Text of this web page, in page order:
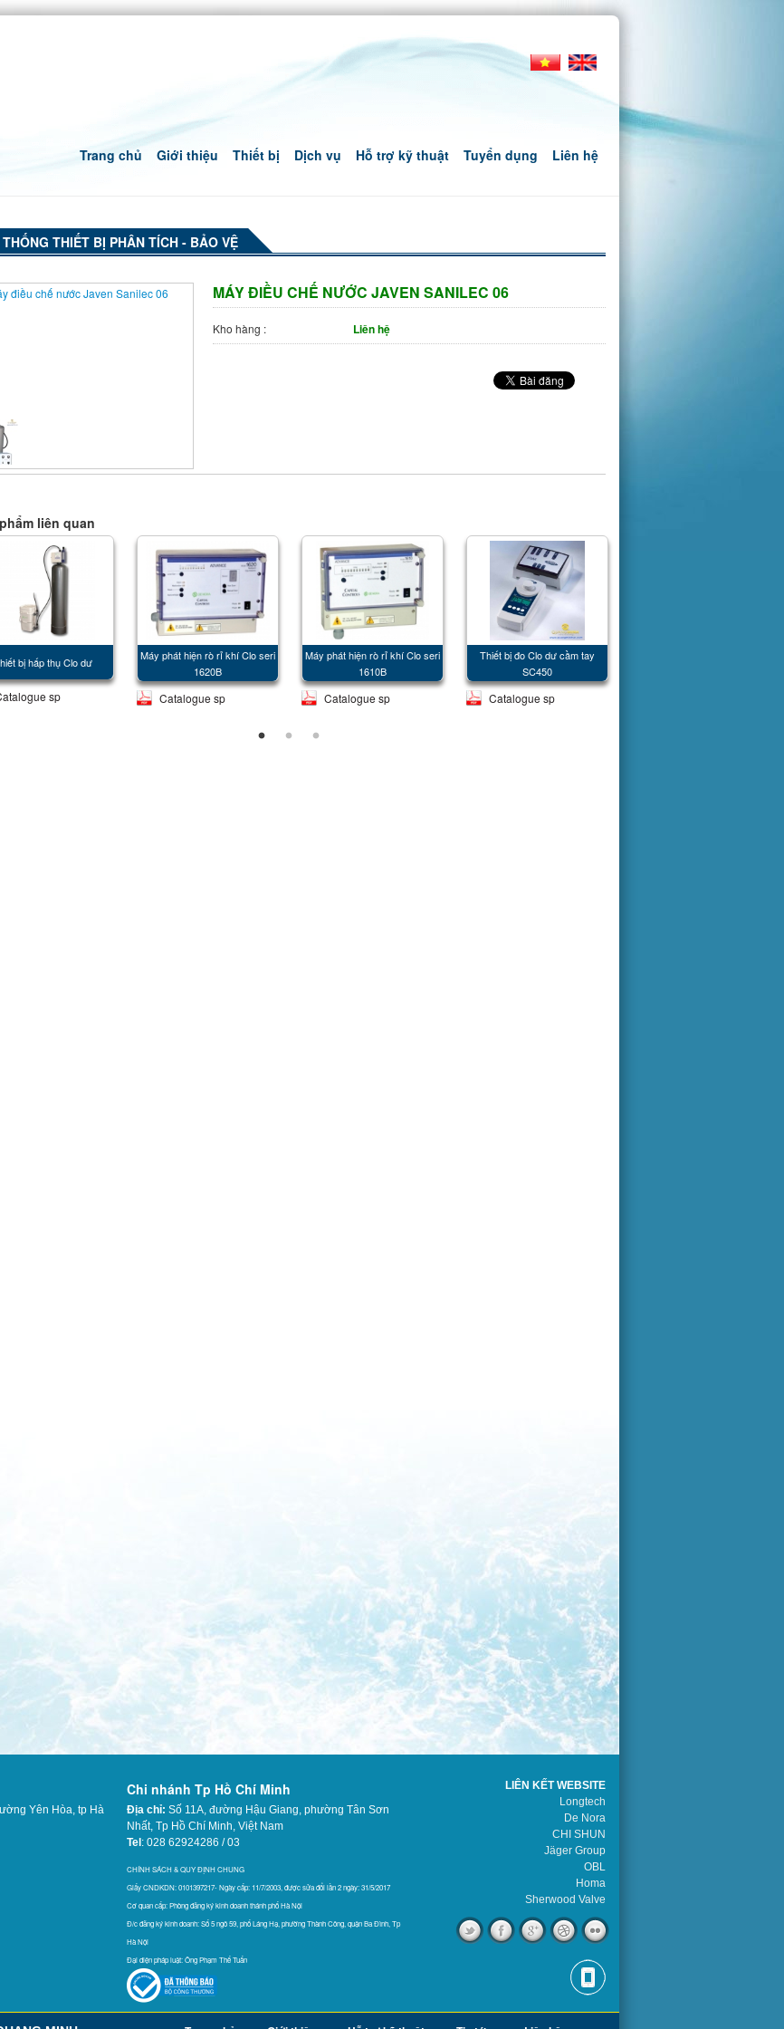
Trang chủ Giới thiệu Thiết bị Dịch vụ Hỗ trợ kỹ thuật Tuyển dụng Liên hệ
THỐNG THIẾT BỊ PHÂN TÍCH - BẢO VỆ
MÁY ĐIỀU CHẾ NƯỚC JAVEN SANILEC 06
Kho hàng : Liên hệ
liên quan
bị hấp thụ Clo dư
sp
Máy phát hiện rò rỉ khí Clo seri
1620B
Catalogue sp
Máy phát hiện rò rỉ khí Clo seri
1610B
Catalogue sp
Thiết bị đo Clo dư cầm tay
SC450
Catalogue sp
Yên Hòa, tp Hà
Chi nhánh Tp Hồ Chí Minh
Địa chỉ: Số 11A, đường Hậu Giang, phường Tân Sơn
Nhất, Tp Hồ Chí Minh, Việt Nam
Tel : 028 62924286 / 03
CHÍNH SÁCH & QUY ĐỊNH CHUNG
Giấy CNDKDN: 0101397217- Ngày cấp: 11/7/2003, được sửa đổi lần 2 ngày: 31/5/2017
Cơ quan cấp: Phòng đăng ký kinh doanh thánh phố Hà Nội
Đ/c đăng ký kinh doanh: Số 5 ngõ 59, phố Láng Hạ, phường Thành Công, quận Ba Đình, Tp
Hà Nội
Đại diện pháp luật: Ông Phạm Thế Tuấn
LIÊN KẾT WEBSITE
Longtech
De Nora
CHI SHUN
Jäger Group
OBL
Homa
Sherwood Valve